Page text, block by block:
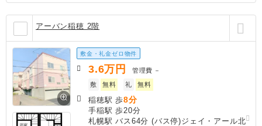
アーバン稲穂 2階
敷金・礼金ゼロ物件
3.6万円 管理費 －
敷
無料 礼 無料
稲穂駅 歩8分
手稲駅 歩20分
札幌駅 バス64分 (バス停)ジェイ・アール北